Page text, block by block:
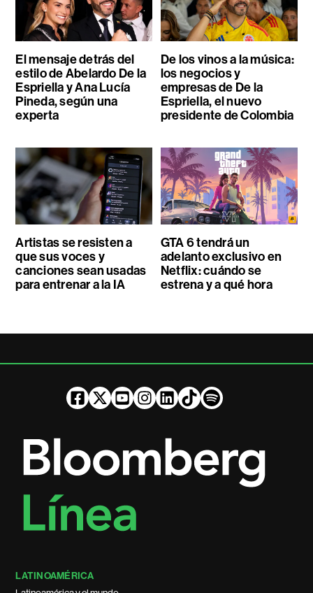
El mensaje detrás del
estilo de Abelardo De la
Espriella y Ana Lucía
Pineda, según una
experta
De los vinos a la música:
los negocios y
empresas de De la
Espriella, el nuevo
presidente de Colombia
Artistas se resisten a
que sus voces y
canciones sean usadas
para entrenar a la IA
GTA 6 tendrá un
adelanto exclusivo en
Netflix: cuándo se
estrena y a qué hora
LATINOAMÉRICA